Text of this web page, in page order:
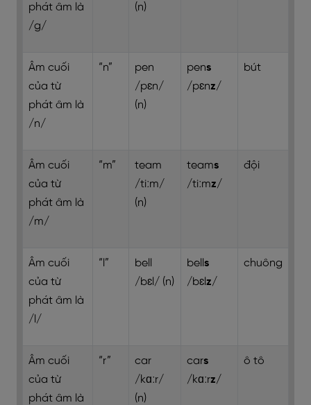
phát âm là
/g/
(n)
Âm cuối
của từ
phát âm là
/n/
“n”
pen
/pɛn/
(n)
pens
/pɛnz/
bút
Âm cuối
của từ
phát âm là
/m/
“m”
team
/tiːm/
(n)
teams
/tiːmz/
đội
Âm cuối
của từ
phát âm là
/l/
“l”
bell
/bɛl/ (n)
bell s
/bɛlz/
chuông
Âm cuối
của từ
phát âm là
“r”
car
/kɑːr/
(n)
cars
/kɑːrz/
ô tô